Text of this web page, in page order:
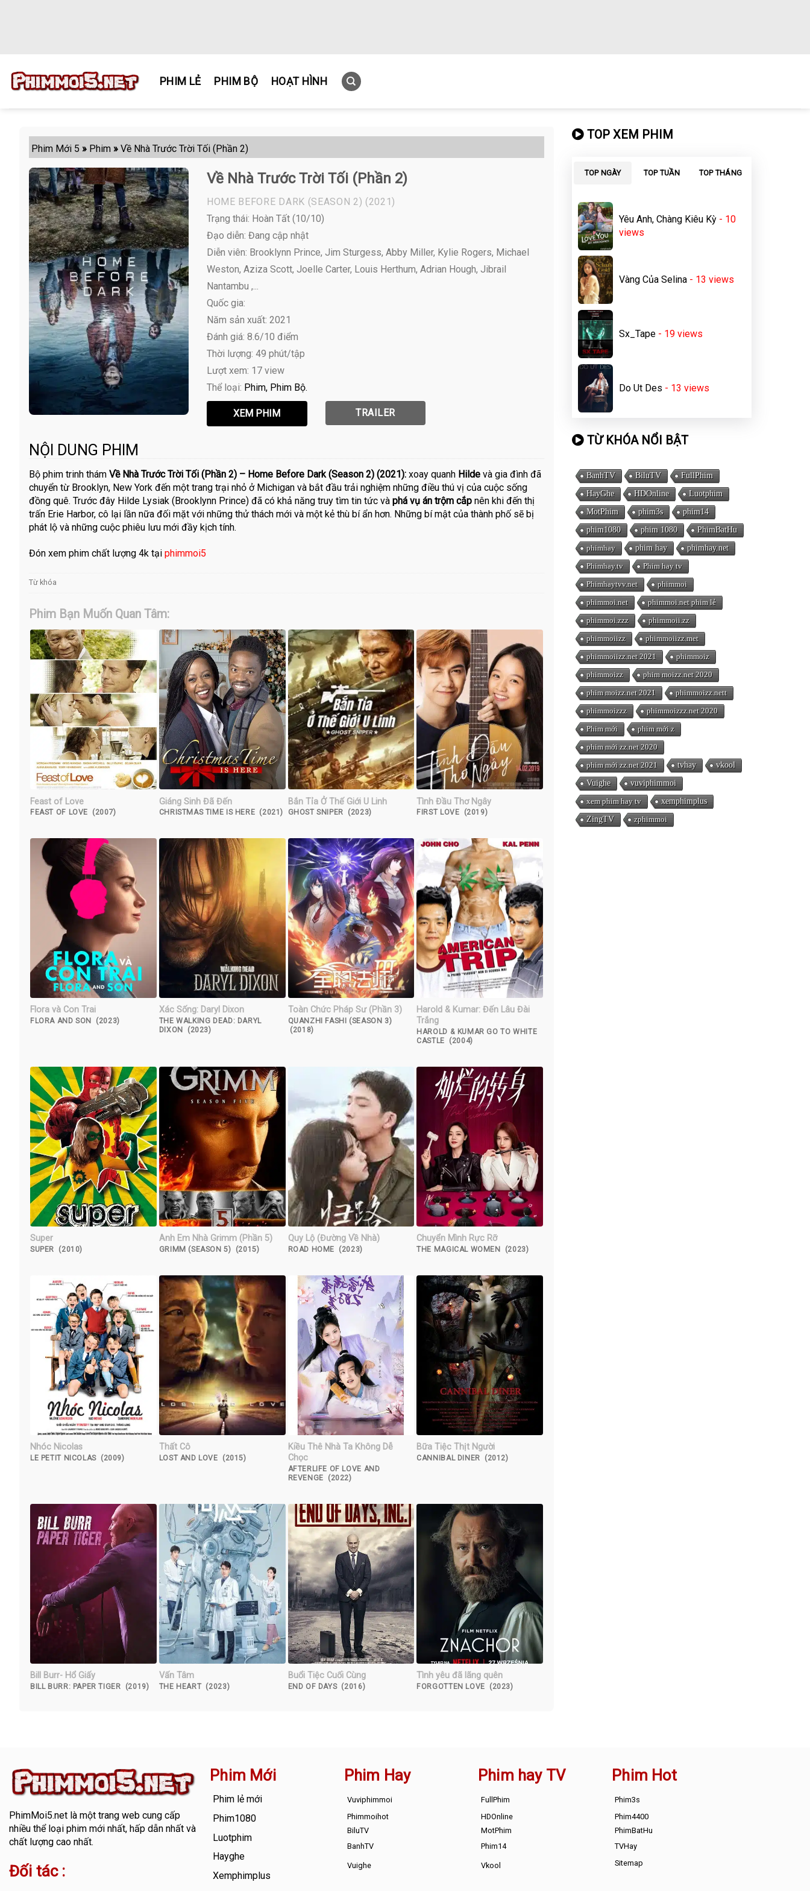
PHIM LẺ PHIM BỘ HOẠT HÌNH
Phim Mới 5 » Phim » Về Nhà Trước Trời Tối (Phần 2)
Về Nhà Trước Trời Tối (Phần 2)
HOME BEFORE DARK (SEASON 2) (2021)
Trạng thái: Hoàn Tất (10/10)
Đạo diễn: Đang cập nhật
Diễn viên: Brooklynn Prince, Jim Sturgess, Abby Miller, Kylie Rogers, Michael
Weston, Aziza Scott, Joelle Carter, Louis Herthum, Adrian Hough, Jibrail
Nantambu ,...
Quốc gia:
Năm sản xuất: 2021
Đánh giá: 8.6/10 điểm
Thời lượng: 49 phút/tập
Lượt xem: 17 view
Thể loại: Phim Phim Bộ
TRAILER
NỘI DUNG PHIM
Bộ phim trinh thám Về Nhà Trước Trời Tối (Phần 2) – Home Before Dark (Season 2) (2021): xoay quanh Hilde và gia đình đã
chuyển từ Brooklyn, New York đến một trang trại nhỏ ở Michigan và bắt đầu trải nghiệm những điều thú vị của cuộc sống
đồng quê. Trước đây Hilde Lysiak (Brooklynn Prince) đã có khả năng truy tìm tin tức và phá vụ án trộm cắp nên khi đến thị
trấn Erie Harbor, cô lại lần nữa đối mặt với những thử thách mới và một kẻ thù bí ẩn hơn. Những bí mật của thành phố sẽ bị
phát lộ và những cuộc phiêu lưu mới đầy kịch tính.
Đón xem phim chất lượng 4k tại phimmoi5
Từ khóa
Phim Bạn Muốn Quan Tâm:
Feast of Love
FEAST OF LOVE (2007)
Giáng Sinh Đã Đến
CHRISTMAS TIME IS HERE (2021)
Bắn Tỉa Ở Thế Giới U Linh
GHOST SNIPER (2023)
Tình Đầu Thơ Ngây
FIRST LOVE (2019)
Flora và Con Trai
FLORA AND SON (2023)
Xác Sống: Daryl Dixon
THE WALKING DEAD: DARYL
DIXON (2023)
Toàn Chức Pháp Sư (Phần 3)
QUANZHI FASHI (SEASON 3)
(2018)
Harold & Kumar: Đến Lâu Đài
Trắng
HAROLD & KUMAR GO TO WHITE
CASTLE (2004)
Super
SUPER (2010)
Anh Em Nhà Grimm (Phần 5)
GRIMM (SEASON 5) (2015)
Quy Lộ (Đường Về Nhà)
ROAD HOME (2023)
Chuyển Mình Rực Rỡ
THE MAGICAL WOMEN (2023)
Nhóc Nicolas
LE PETIT NICOLAS (2009)
Thất Cô
LOST AND LOVE (2015)
Kiều Thê Nhà Ta Không Dễ
Chọc
AFTERLIFE OF LOVE AND
REVENGE (2022)
Bữa Tiệc Thịt Người
CANNIBAL DINER (2012)
Bill Burr- Hổ Giấy
BILL BURR: PAPER TIGER (2019)
Vấn Tâm
THE HEART (2023)
Buổi Tiệc Cuối Cùng
END OF DAYS (2016)
Tình yêu đã lãng quên
FORGOTTEN LOVE (2023)
TOP XEM PHIM
TOP NGÀY TOP TUẦN TOP THÁNG
Yêu Anh, Chàng Kiêu Kỳ - 10
views
Vàng Của Selina - 13 views
Sx_Tape - 19 views
Do Ut Des - 13 views
TỪ KHÓA NỔI BẬT
BanhTV BiluTV
FullPhim
HayGhe
HDOnline
Luotphim
MotPhim
phim3s
phim14
phim1080
phim 1080
PhimBatHu
phimhay
phim hay
phimhay.net
Phimhay.tv
Phim hay tv
Phimhaytvv.net
phimmoi
phimmoi.net
phimmoi.net phim lẻ
phimmoi.zzz
phimmoii.zz
phimmoiizz
phimmoiizz.met
phimmoiizz.net 2021
phimmoiz
phimmoizz
phim moizz.net 2020
phim moizz.net 2021
phimmoizz.nett
phimmoizzz
phimmoizzz.net 2020
Phim mới
phim mới z
phim mới zz.net 2020
phim mới zz.net 2021
tvhay
vkool
Vuighe
vuviphimmoi
xem phim hay tv
xemphimplus
ZingTV
zphimmoi
PhimMoi5.netlà một trang web cung cấp
nhiều thể loại phim mới nhất, hấp dẫn nhất và
chất lượng cao nhất.
Đối tác :
Phim Mới
Phim lẻ mới
Phim1080
Luotphim
Hayghe
Xemphimplus
Phim Hay
Vuviphimmoi
Phimmoihot
BiluTV
BanhTV
Vuighe
Phim hay TV
FullPhim
HDOnline
MotPhim
Phim14
Vkool
Phim Hot
Phim3s
Phim4400
PhimBatHu
TVHay
Sitemap